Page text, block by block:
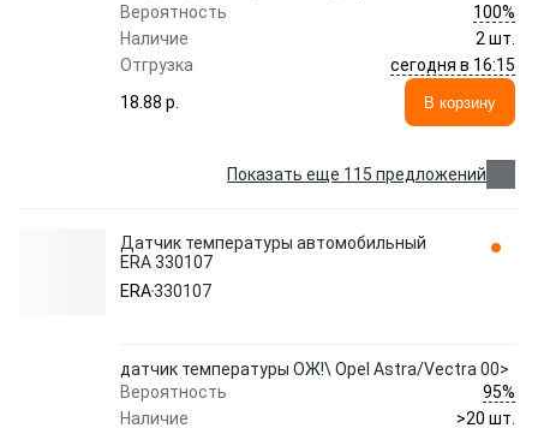
Вероятность
100%
Наличие
2 шт.
Отгрузка
сегодня в 16:15
18.88 p.
В корзину
Показать еще 115 предложений
Датчик температуры автомобильный
ERA 330107
ERA330107
датчик температуры ОЖ!\ Opel Astra/Vectra 00>
Вероятность
95%
Наличие
>20 шт.